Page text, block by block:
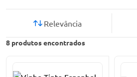
8 produtos encontrados
Relevância